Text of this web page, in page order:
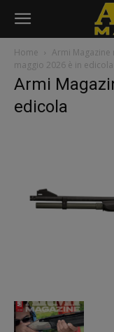
Home Armi Magazine
maggio 2026 è in edicola
Armi
edicola